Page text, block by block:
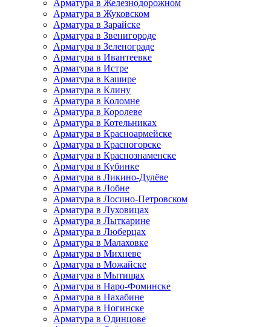
Арматура в Железнодорожном
Арматура в Жуковском
Арматура в Зарайске
Арматура в Звенигороде
Арматура в Зеленограде
Арматура в Ивантеевке
Арматура в Истре
Арматура в Кашире
Арматура в Клину
Арматура в Коломне
Арматура в Королеве
Арматура в Котельниках
Арматура в Красноармейске
Арматура в Красногорске
Арматура в Краснознаменске
Арматура в Кубинке
Арматура в Ликино-Дулёве
Арматура в Лобне
Арматура в Лосино-Петровском
Арматура в Луховицах
Арматура в Лыткарине
Арматура в Люберцах
Арматура в Малаховке
Арматура в Михневе
Арматура в Можайске
Арматура в Мытищах
Арматура в Наро-Фоминске
Арматура в Нахабине
Арматура в Ногинске
Арматура в Одинцове